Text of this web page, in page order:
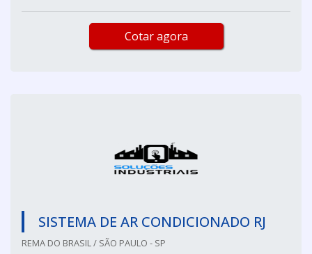
Cotar agora
SISTEMA DE AR CONDICIONADO RJ
REMA DO BRASIL / SÃO PAULO - SP